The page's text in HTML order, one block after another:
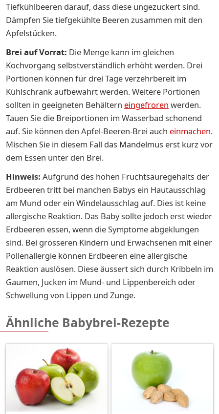
Tiefkühlbeeren darauf, dass diese ungezuckert sind.
Dämpfen Sie tiefgekühlte Beeren zusammen mit den
Apfelstücken.
Brei auf Vorrat: Die Menge kann im gleichen
Kochvorgang selbstverständlich erhöht werden. Drei
Portionen können für drei Tage verzehrbereit im
Kühlschrank aufbewahrt werden. Weitere Portionen
sollten in geeigneten Behältern eingefroren werden.
Tauen Sie die Breiportionen im Wasserbad schonend
auf. Sie können den Apfel-Beeren-Brei auch einmachen.
Mischen Sie in diesem Fall das Mandelmus erst kurz vor
dem Essen unter den Brei.
Hinweis: Aufgrund des hohen Fruchtsäuregehalts der
Erdbeeren tritt bei manchen Babys ein Hautausschlag
am Mund oder ein Windelausschlag auf. Dies ist keine
allergische Reaktion. Das Baby sollte jedoch erst wieder
Erdbeeren essen, wenn die Symptome abgeklungen
sind. Bei grösseren Kindern und Erwachsenen mit einer
Pollenallergie können Erdbeeren eine allergische
Reaktion auslösen. Diese äussert sich durch Kribbeln im
Gaumen, Jucken im Mund- und Lippenbereich oder
Schwellung von Lippen und Zunge.
Ähnliche Babybrei-Rezepte